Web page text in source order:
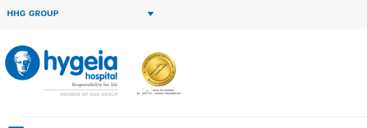
HHG GROUP
Scientific